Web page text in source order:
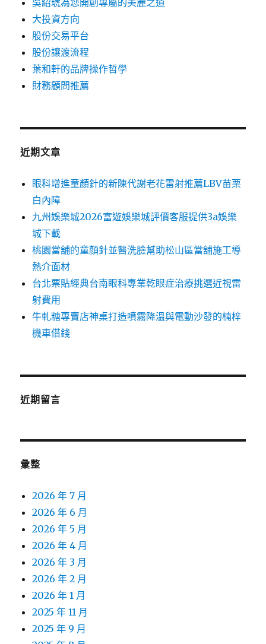
吳紹琥為您開創專屬的美麗之道
大投資方向
股份交易平台
股份讓渡流程
葉和軒的品牌操作哲學
財務顧問推薦
近期文章
眼科增進童顏針的新陳代謝老花雷射推薦LBV苗栗
白內障
九州娛樂城2026富遊娛樂城評價客服提供3a娛樂
城下載
桃園當舖的童顏針並醫洗臉幫助松山區當舖施工導
熱介面材
台北票貼經典台南眼科專業乾眼症治療挑選近視雷
射費用
牛軋糖專賣店神桌打造噴霧降溫與電動沙發的楠梓
機車借錢
近期留言
彙整
2026 年 7 月
2026 年 6 月
2026 年 5 月
2026 年 4 月
2026 年 3 月
2026 年 2 月
2026 年 1 月
2025 年 11 月
2025 年 9 月